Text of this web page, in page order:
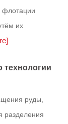
флотации
их
руды,
разделения